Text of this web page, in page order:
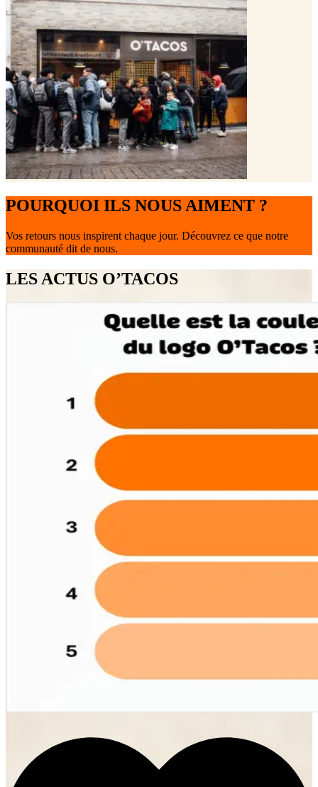
POURQUOI ILS NOUS AIMENT ?
Vos retours nous inspirent chaque jour. Découvrez ce que notre
communauté dit de nous.
LES ACTUS O’TACOS